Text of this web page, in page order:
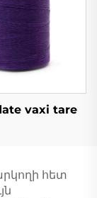
vaxi tare
հետ